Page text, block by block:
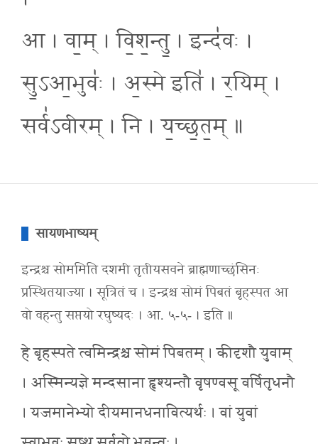
आ । वा॒म् । वि॒श॒न्तु॒ । इन्द॑वः ।
सु॒ऽआ॒भुवः॑ । अ॒स्मे इति॑ । र॒यिम् ।
सर्व॑ऽवीरम् । नि । य॒च्छ॒त॒म् ॥
सायणभाष्यम्
इन्द्रश्च सोममिति दशमी तृतीयसवने ब्राह्मणाच्छंसिनः
प्रस्थितयाज्या । सूत्रितं च । इन्द्रश्च सोमं पिबतं बृहस्पत आ
वो वहन्तु सप्तयो रघुष्यदः । आ. ५-५- । इति ॥
हे बृहस्पते त्वमिन्द्रश्च सोमं पिबतम् । कीदृशौ युवाम्
। अस्मिन्यज्ञे मन्दसाना हृश्यन्तौ वृषण्वसू वर्षितृधनौ
। यजमानेभ्यो दीयमानधनावित्यर्थः । वां युवां